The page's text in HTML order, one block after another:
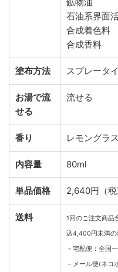
石油系界面
合成着色料
合成香料
塗布方法 スプレータ
お湯で流
せる
流せる
香り レモングラ
内容量 80ml
単品価格 2,640円（税
送料
1回のご注文商品
込4,400円未満の
－宅配便：全国
－メール便(ネコ